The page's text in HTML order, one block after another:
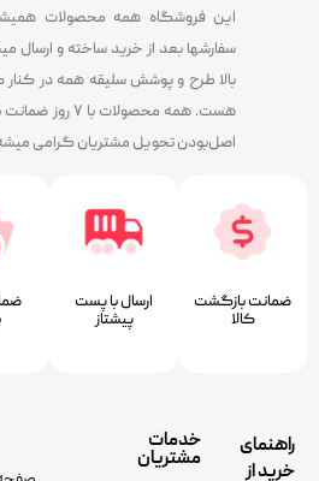
این فروشگاه همه محصولات
سفارشها بعد از خرید ساخته و ارسال
بالا طرح و پوشش سلیقه همه در
هست. همه
اصل‌بودن تحویل مشتریان گرامی
ضمانت بازگشت
کالا
ارسال با پست
پیشتاز
راهنمای
خرید از
خدمات
مشتریان